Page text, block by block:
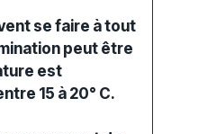
se faire à tout
peut être
est
15 à 20° C.